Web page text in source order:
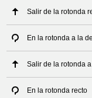
Salir de la rotonda
En la rotonda a la
Salir de la rotonda
En la rotonda recto